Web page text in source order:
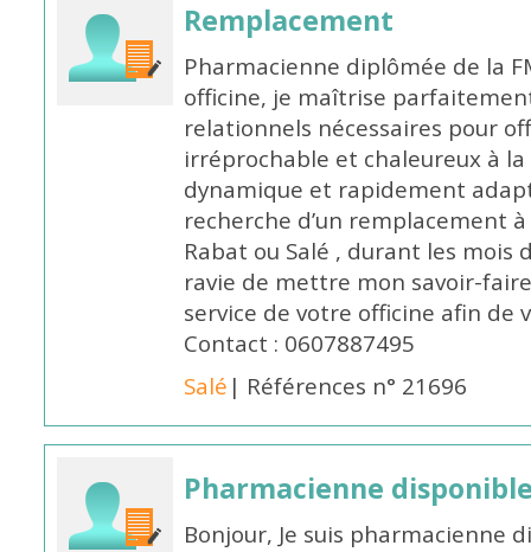
Remplacement
Pharmacienne diplômée de la
officine, je maîtrise
relationnels nécessaires pour
irréprochable et chaleureux à
dynamique et rapidement
recherche d’un remplacement
Rabat ou Salé , durant les mois
ravie de mettre mon savoir-
service de votre officine afin de
Contact : 0607887495
Salé | Références n° 21696
Pharmacienne
Bonjour, Je suis pharmacienne